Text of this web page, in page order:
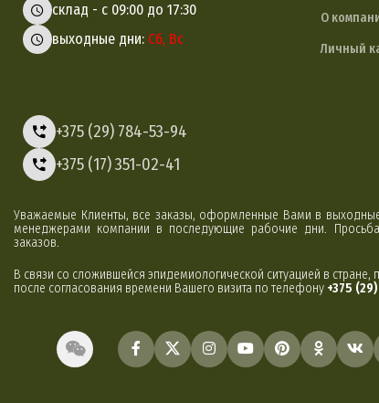
склад - с 09:00 до 17:30
выходные дни: Сб, Вс
+375 (29) 784-53-94
+375 (17) 351-02-41
О
Личный
Уважаемые Клиенты, все заказы, оформленные Вами в
менеджерами компании в последующие рабочие дни. Просьба
заказов.
В связи со сложившейся эпидемиологической ситуацией в
после согласования времени Вашего визита по телефону +375